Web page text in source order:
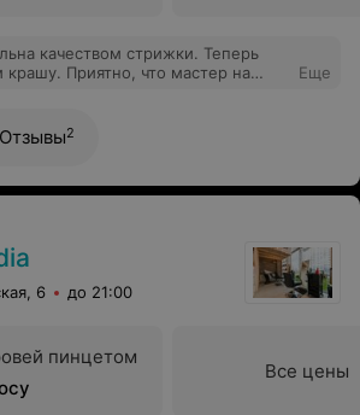
качеством стрижки. Теперь
Приятно, что мастер на
Еще
Отзывы2
6 до 21:00
пинцетом
Все цены